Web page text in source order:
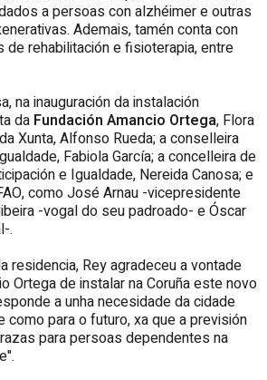
a persoas con alzhéimer e outras
Ademais, tamén conta con
rehabilitación e fisioterapia, entre
na inauguración da instalación
da Fundación Amancio Ortega, Flora
Xunta, Alfonso Rueda; a conselleira
Fabiola García; a concelleira de
e Igualdade, Nereida Canosa; e
como José Arnau -vicepresidente
-vogal do seu padroado- e Óscar
.
residencia, Rey agradeceu a vontade
Ortega de instalar na Coruña este novo
a unha necesidade da cidade
como para o futuro, xa que a previsión
para persoas dependentes na